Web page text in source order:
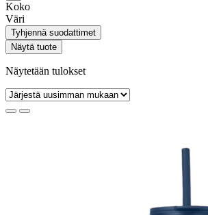
Koko
Väri
Tyhjennä suodattimet
Näytä tuote
Näytetään tulokset